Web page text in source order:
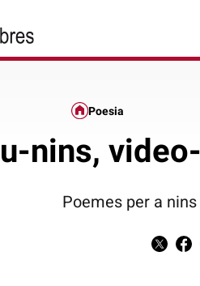
Poesia
nins,
Poemes per a